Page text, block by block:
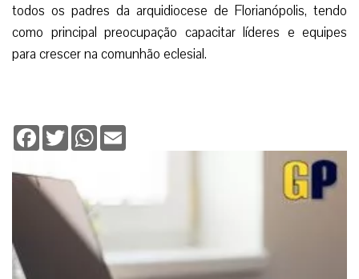
todos os padres da arquidiocese de Florianópolis, tendo
como principal preocupação capacitar líderes e equipes
para crescer na comunhão eclesial.
Facebook
TwitterWhatsApp